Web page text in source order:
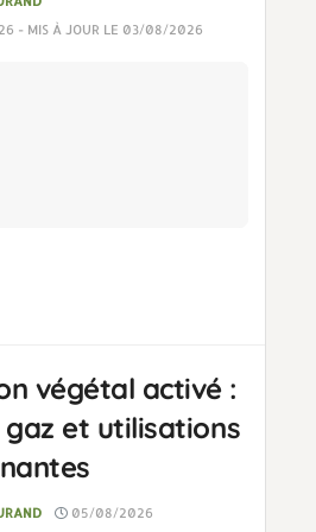
- MIS À JOUR LE 03/08/2026
végétal activé :
et utilisations
05/08/2026